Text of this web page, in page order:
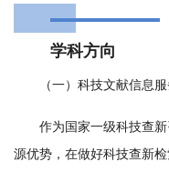
生
学科方向
（一）科技文献信息
作为国家一级科技查
源优势，在做好科技查新